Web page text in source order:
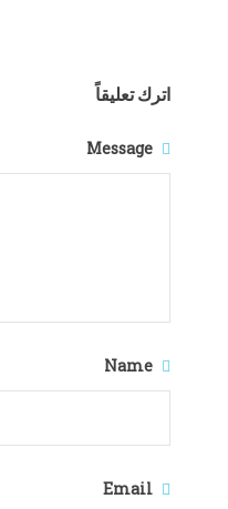
اترك تعليقاً
Message
Name
Email